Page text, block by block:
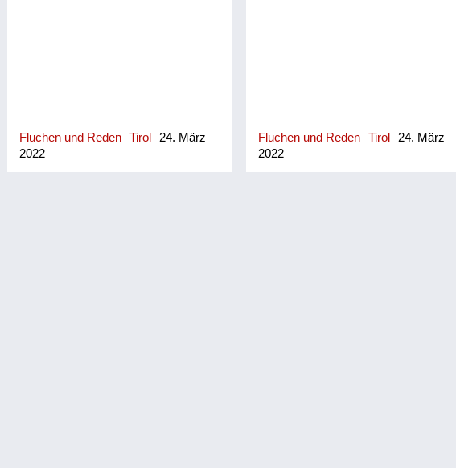
Fluchen und Reden Tirol
24. März
2022
Fluchen und Reden Tirol
24. März
2022